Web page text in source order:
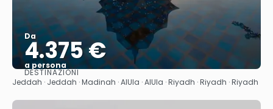
Da
4.375 €
a persona
Vedere
DESTINAZIONI
Jeddah · Jeddah · Madinah · AlUla · AlUla · Riyadh · Riyadh · Riyadh